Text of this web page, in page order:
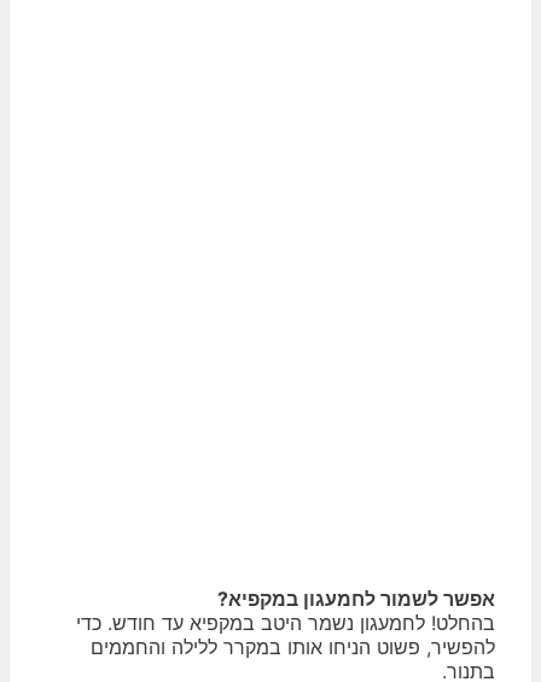
אפשר לשמור לחמעגון במקפיא?
בהחלט! לחמעגון נשמר היטב במקפיא עד חודש. כדי
להפשיר, פשוט הניחו אותו במקרר ללילה והחממים
בתנור.